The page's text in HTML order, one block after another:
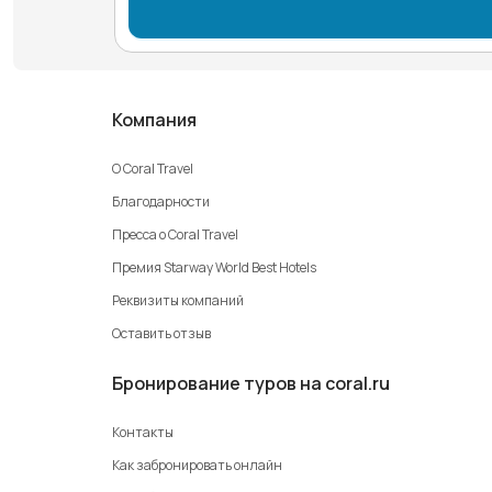
Компания
О Coral Travel
Благодарности
Пресса о Coral Travel
Премия Starway World Best Hotels
Реквизиты компаний
Оставить отзыв
Бронирование туров на coral.ru
Контакты
Как забронировать онлайн